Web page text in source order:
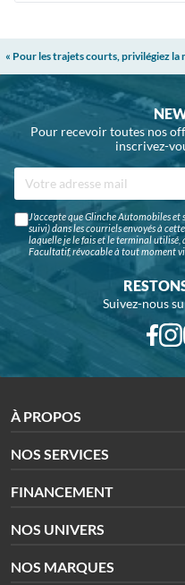
« Pour les trajets courts, privilégiez la
Pour recevoir toutes nos
inscrivez-
J'accepte que Glinche Automobiles
suivi) dans les courriels envoyés à
laquelle je le fais et le terminal utilisé,
Facultatif, révocable à tout moment
Suivez-nous
À PROPOS
NOS SERVICES
FINANCEMENT
NOS UNIVERS
NOS MARQUES